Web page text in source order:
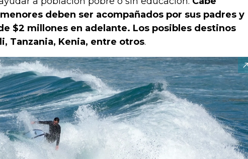
deben ser acompañados por sus padres y
$2 millones en adelante. Los posibles destinos
Tanzania, Kenia, entre otros.